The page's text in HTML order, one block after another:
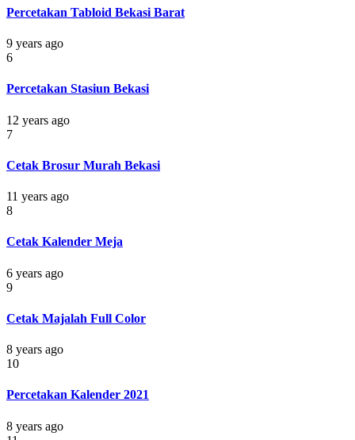
Percetakan Tabloid Bekasi Barat
9 years ago
6
Percetakan Stasiun Bekasi
12 years ago
7
Cetak Brosur Murah Bekasi
11 years ago
8
Cetak Kalender Meja
6 years ago
9
Cetak Majalah Full Color
8 years ago
10
Percetakan Kalender 2021
8 years ago